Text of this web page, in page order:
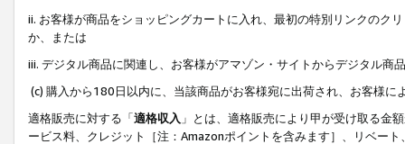
ii. お客様が商品をショッピングカートに入れ、最初の特別リンクのク
か、または
iii. デジタル商品に関連し、お客様がアマゾン・サイトからデジタル
(c) 購入から180日以内に、当該商品がお客様宛に出荷され、お客様
適格販売に対する「適格収入 」とは、適格販売により甲が受け取る金
ービス料、クレジット［注：Amazonポイントを含みます］、リベー